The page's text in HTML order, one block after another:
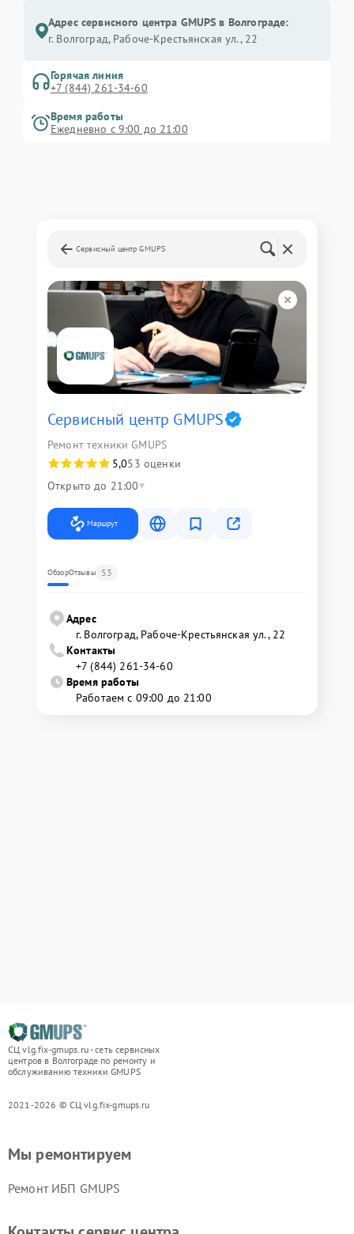
Адрес сервисного центра GMUPS в Волгограде:
г. Волгоград, Рабоче-Крестьянская ул., 22
Горячая линия
+7 (844) 261-34-60
Время работы
Ежедневно с 9:00 до 21:00
Сервисный центр GMUPS
Сервисный центр GMUPS
Ремонт техники GMUPS
5,053 оценки
Открыто до 21:00
Маршрут
ОбзорОтзывы 53
Адрес
г. Волгоград, Рабоче-Крестьянская ул., 22
Контакты
+7 (844) 261-34-60
Время работы
Работаем с 09:00 до 21:00
СЦ vlg.fix-gmups.ru - сеть сервисных
центров в Волгограде по ремонту и
обслуживанию техники GMUPS
2021-2026 © СЦ vlg.fix-gmups.ru
Мы ремонтируем
Ремонт ИБП GMUPS